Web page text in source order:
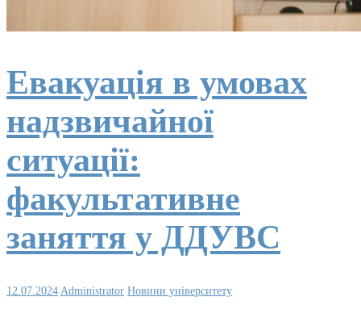
Евакуація в умовах
надзвичайної
ситуації:
факультативне
заняття у ДДУВС
12.07.2024 Administrator Новини університету